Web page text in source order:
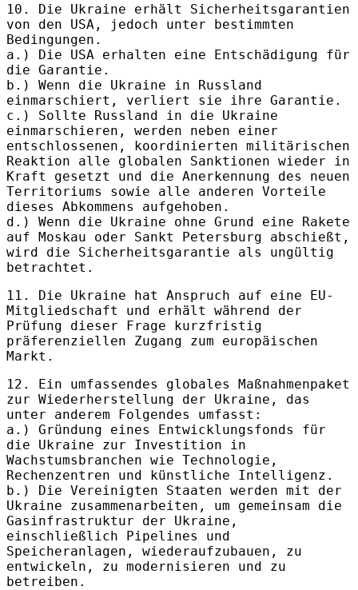
10. Die Ukraine erhält Sicherheitsgarantien
von den USA, jedoch unter bestimmten
Bedingungen.
a.) Die USA erhalten eine Entschädigung für
die Garantie.
b.) Wenn die Ukraine in Russland
einmarschiert, verliert sie ihre Garantie.
c.) Sollte Russland in die Ukraine
einmarschieren, werden neben einer
entschlossenen, koordinierten militärischen
Reaktion alle globalen Sanktionen wieder in
Kraft gesetzt und die Anerkennung des neuen
Territoriums sowie alle anderen Vorteile
dieses Abkommens aufgehoben.
d.) Wenn die Ukraine ohne Grund eine Rakete
auf Moskau oder Sankt Petersburg abschießt,
wird die Sicherheitsgarantie als ungültig
betrachtet.
11. Die Ukraine hat Anspruch auf eine EU-
Mitgliedschaft und erhält während der
Prüfung dieser Frage kurzfristig
präferenziellen Zugang zum europäischen
Markt.
12. Ein umfassendes globales Maßnahmenpaket
zur Wiederherstellung der Ukraine, das
unter anderem Folgendes umfasst:
a.) Gründung eines Entwicklungsfonds für
die Ukraine zur Investition in
Wachstumsbranchen wie Technologie,
Rechenzentren und künstliche Intelligenz.
b.) Die Vereinigten Staaten werden mit der
Ukraine zusammenarbeiten, um gemeinsam die
Gasinfrastruktur der Ukraine,
einschließlich Pipelines und
Speicheranlagen, wiederaufzubauen, zu
entwickeln, zu modernisieren und zu
betreiben.